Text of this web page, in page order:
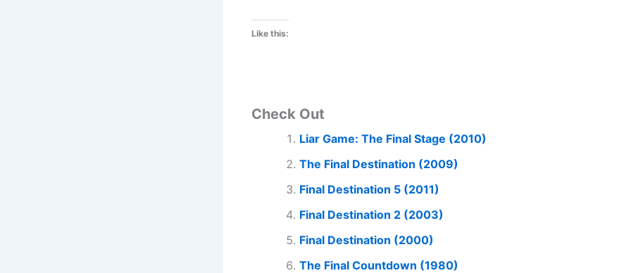
Like this:
Check Out
Liar Game: The Final Stage (2010)
The Final Destination (2009)
Final Destination 5 (2011)
Final Destination 2 (2003)
Final Destination (2000)
The Final Countdown (1980)